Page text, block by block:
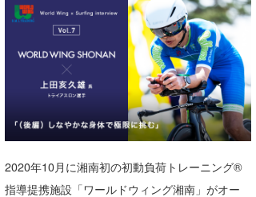
WAVE HUNTER波予想ツール
ニュース
サーフィンエリアガイド
今月のプレゼント
2020年10月に湘南初の初動負荷トレーニング®
指導提携施設「ワールドウィング湘南」がオー
コラム
トラベル
ショップ情報
ショップ情報
湘南
ウラナミ
お知らせ